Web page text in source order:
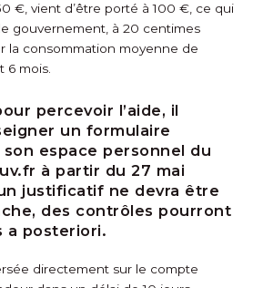
€, vient d’être porté à 100 €, ce qui
gouvernement, à 20 centimes
la consommation moyenne de
6 mois.
percevoir l’aide, il
un formulaire
espace personnel du
à partir du 27 mai
justificatif ne devra être
des contrôles pourront
posteriori.
directement sur le compte